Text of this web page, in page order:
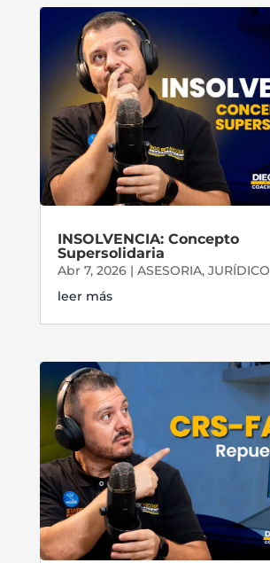
INSOLVENCIA: Concepto
Supersolidaria
Abr 7, 2026| ASESORIA, JURÍDICO
leer más